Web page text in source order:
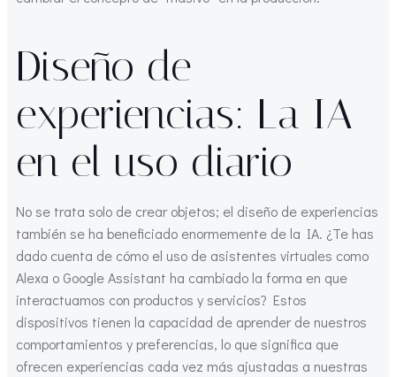
Diseño de
experiencias: La IA
en el uso diario
No se trata solo de crear objetos; el diseño de experiencias
también se ha beneficiado enormemente de la IA. ¿Te has
dado cuenta de cómo el uso de asistentes virtuales como
Alexa o Google Assistant ha cambiado la forma en que
interactuamos con productos y servicios? Estos
dispositivos tienen la capacidad de aprender de nuestros
comportamientos y preferencias, lo que significa que
ofrecen experiencias cada vez más ajustadas a nuestras